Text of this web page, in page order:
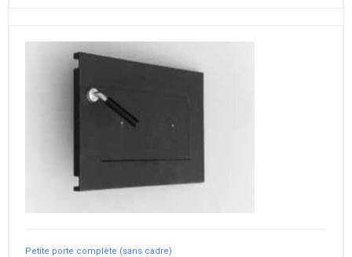
Petite porte complète (sans cadre)